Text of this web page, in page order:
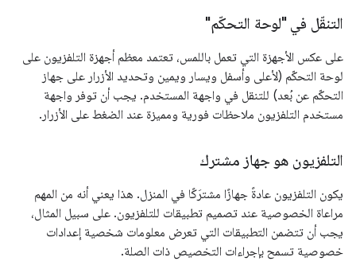
التنقّل في "لوحة التحكّم"
على عكس الأجهزة التي تعمل باللمس، تعتمد معظم أجهزة التلفزيون على
لوحة التحكّم (لأعلى وأسفل ويسار ويمين وتحديد الأزرار على جهاز
التحكّم عن بُعد) للتنقل في واجهة المستخدم. يجب أن توفر واجهة
مستخدم التلفزيون ملاحظات فورية ومميزة عند الضغط على الأزرار.
التلفزيون هو جهاز مشترك
يكون التلفزيون عادةً جهازًا مشترَكًا في المنزل. هذا يعني أنه من المهم
مراعاة الخصوصية عند تصميم تطبيقات للتلفزيون. على سبيل المثال،
يجب أن تتضمن التطبيقات التي تعرض معلومات شخصية إعدادات
خصوصية تسمح بإجراءات التخصيص ذات الصلة.